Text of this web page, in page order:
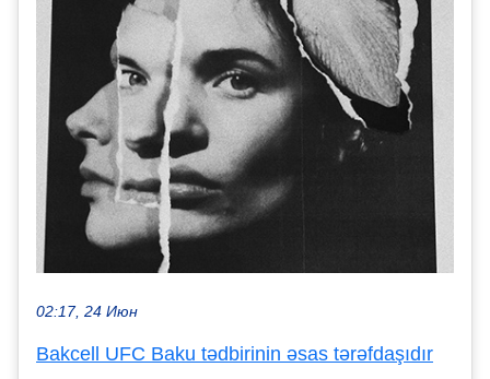
02:17, 24 Июн
Bakcell UFC Baku tədbirinin əsas tərəfdaşıdır